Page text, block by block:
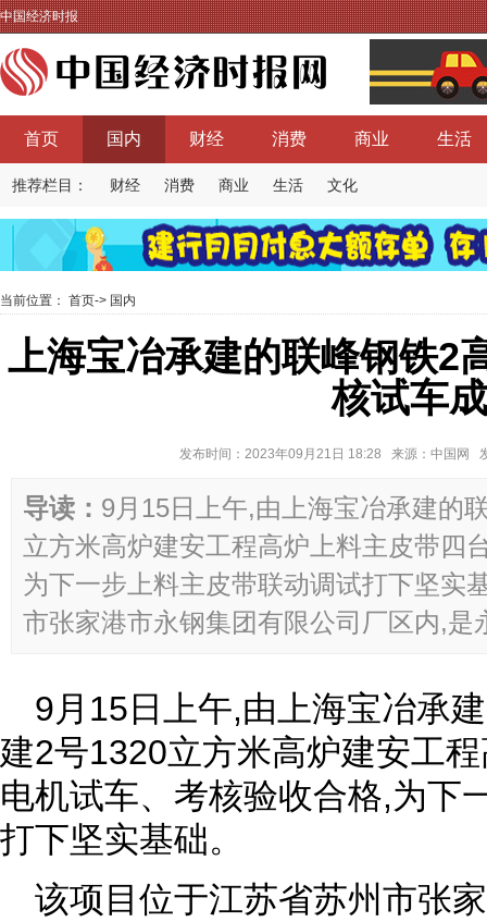
中国经济时报
首页 国内 财经 消费 商业 生活
推荐栏目： 财经 消费 商业 生活 文化
当前位置： 首页-> 国内
上海宝冶承建的联峰钢铁2
核试车
发布时间：2023年09月21日 18:28 来源：中国网
导读： 9月15日上午,由上海宝冶承建的
立方米高炉建安工程高炉上料主皮带四
为下一步上料主皮带联动调试打下坚实
市张家港市永钢集团有限公司厂区内,是
9月15日上午,由上海宝冶承
建2号1320立方米高炉建安工
电机试车、考核验收合格,为下
打下坚实基础。
该项目位于江苏省苏州市张